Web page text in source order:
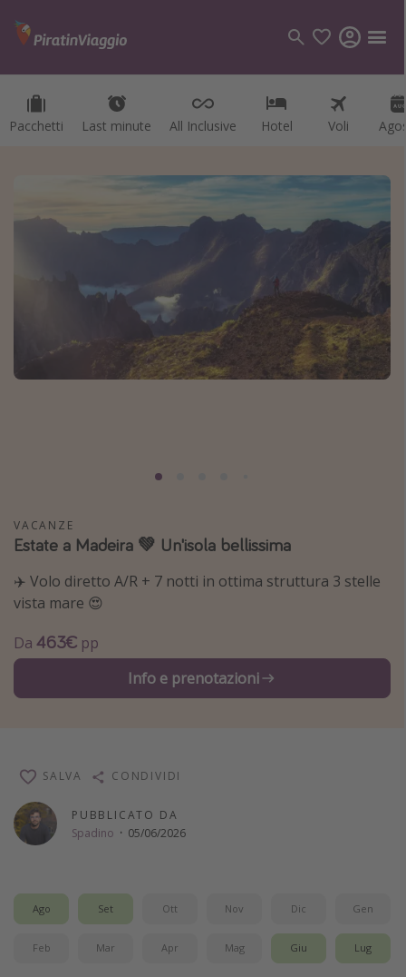
Pacchetti Last minute All Inclusive Hotel Voli
Categorie
Vacanze
Tutte le destinazioni
Italia
Tunisia
Malta
Canarie
Capo Verde
Tipo di vacanza
Vacanze last minute
Vacanze di Pasqua 2026
Last minute capodanno
Vacanze con bambini
Viaggi per single
Altri argomenti
VACANZE
Estate a Madeira 💚 Un'isola bellissima
✈️ Volo diretto A/R + 7 notti in ottima struttura 3 stelle
vista mare 😍
Da 463€ pp
Info e prenotazioni
PUBBLICATO DA
Spadino · 05/06/2026
SALVA CONDIVIDI
Ago Set Ott Nov Dic Gen
Feb Mar Apr Mag Giu Lug